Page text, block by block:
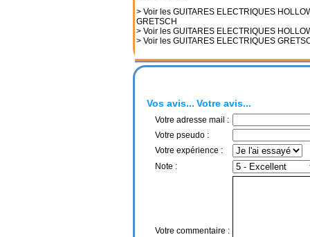
> Voir les GUITARES ELECTRIQUES
GRETSCH
> Voir les GUITARES ELECTRIQUES
> Voir les GUITARES ELECTRIQUES
Vos avis... Votre avis...
Votre adresse mail :
Votre pseudo :
Votre expérience :
Note :
Votre commentaire :